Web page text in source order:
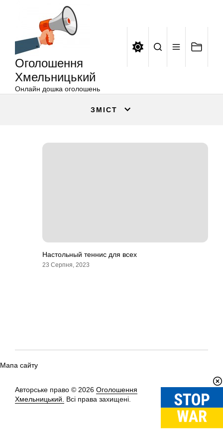
Оголошення
Хмельницький
Онлайн дошка оголошень
ЗМІСТ
Настольный теннис для всех
23 Серпня, 2023
Мапа сайту
Авторське право © 2026 Оголошення
Хмельницький.
Всі права захищені.
Вгору↑